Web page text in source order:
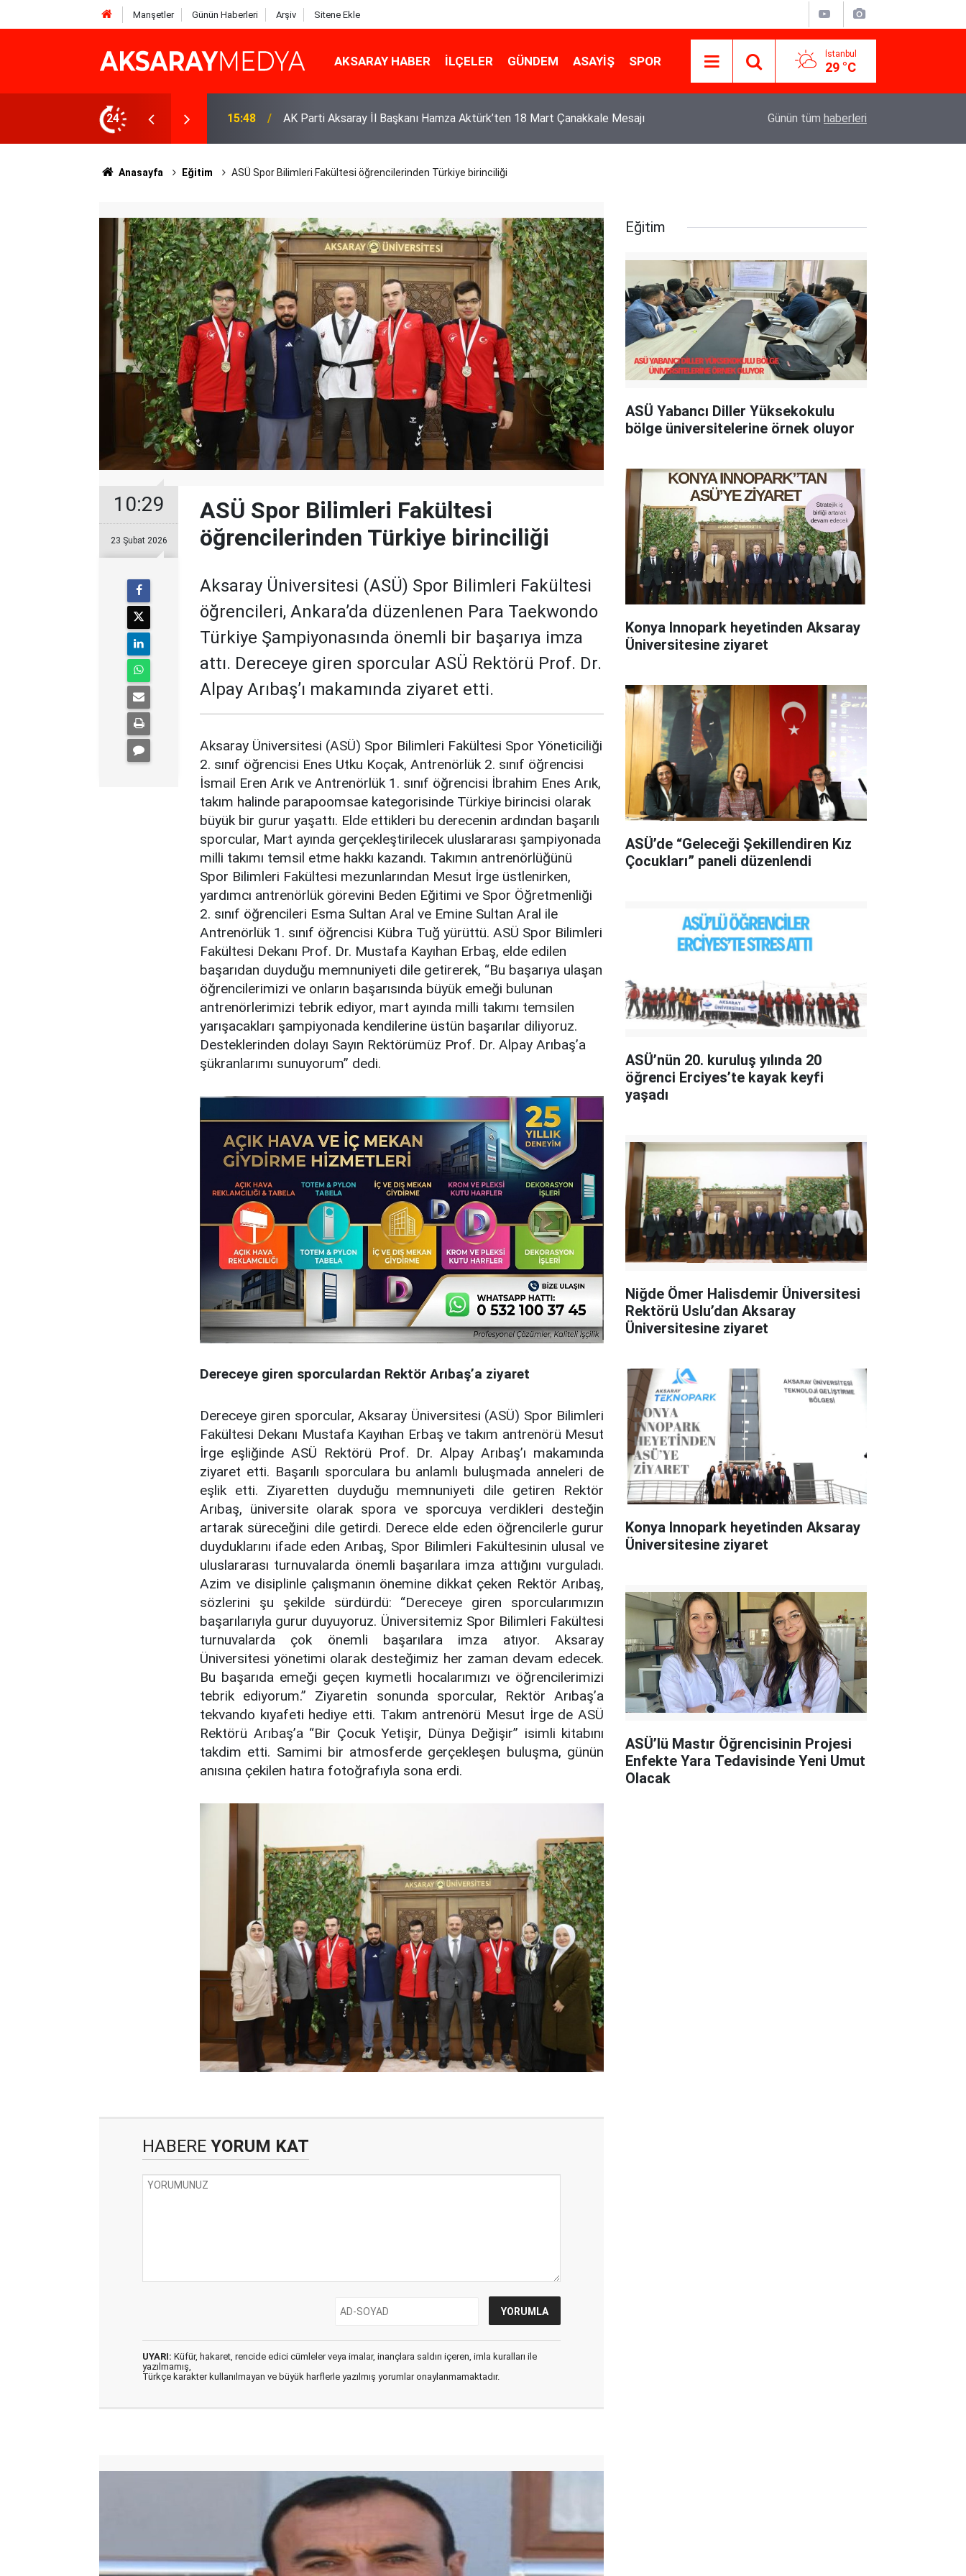
Manşetler Günün Haberleri Arşiv Sitene Ekle
AKSARAY HABER İLÇELER GÜNDEM ASAYIŞ SPOR İstanbul
29 °C
24
Aktürk’ten 18 Mart Çanakkale Mesajı 14:33 Eskil’in Dürüst Esnafı: Özcan Ceylan Borçlarını Ödeyerek Güven Tazeledi İran'a saldırılar artarak devam ediyor, can
Günün tüm haberleri
Anasayfa Eğitim ASÜ Spor Bilimleri Fakültesi öğrencilerinden Türkiye birinciliği
10:29
23 Şubat 2026
ASÜ Spor Bilimleri Fakültesi
öğrencilerinden Türkiye birinciliği
Aksaray Üniversitesi (ASÜ) Spor Bilimleri Fakültesi
öğrencileri, Ankara’da düzenlenen Para Taekwondo
Türkiye Şampiyonasında önemli bir başarıya imza
attı. Dereceye giren sporcular ASÜ Rektörü Prof. Dr.
Alpay Arıbaş’ı makamında ziyaret etti.
Aksaray Üniversitesi (ASÜ) Spor Bilimleri Fakültesi Spor Yöneticiliği
2. sınıf öğrencisi Enes Utku Koçak, Antrenörlük 2. sınıf öğrencisi
İsmail Eren Arık ve Antrenörlük 1. sınıf öğrencisi İbrahim Enes Arık,
takım halinde parapoomsae kategorisinde Türkiye birincisi olarak
büyük bir gurur yaşattı. Elde ettikleri bu derecenin ardından başarılı
sporcular, Mart ayında gerçekleştirilecek uluslararası şampiyonada
milli takımı temsil etme hakkı kazandı. Takımın antrenörlüğünü
Spor Bilimleri Fakültesi mezunlarından Mesut İrge üstlenirken,
yardımcı antrenörlük görevini Beden Eğitimi ve Spor Öğretmenliği
2. sınıf öğrencileri Esma Sultan Aral ve Emine Sultan Aral ile
Antrenörlük 1. sınıf öğrencisi Kübra Tuğ yürüttü. ASÜ Spor Bilimleri
Fakültesi Dekanı Prof. Dr. Mustafa Kayıhan Erbaş, elde edilen
başarıdan duyduğu memnuniyeti dile getirerek, “Bu başarıya ulaşan
öğrencilerimizi ve onların başarısında büyük emeği bulunan
antrenörlerimizi tebrik ediyor, mart ayında milli takımı temsilen
yarışacakları şampiyonada kendilerine üstün başarılar diliyoruz.
Desteklerinden dolayı Sayın Rektörümüz Prof. Dr. Alpay Arıbaş’a
şükranlarımı sunuyorum” dedi.
Dereceye giren sporculardan Rektör Arıbaş’a ziyaret
Dereceye giren sporcular, Aksaray Üniversitesi (ASÜ) Spor Bilimleri
Fakültesi Dekanı Mustafa Kayıhan Erbaş ve takım antrenörü Mesut
İrge eşliğinde ASÜ Rektörü Prof. Dr. Alpay Arıbaş’ı makamında
ziyaret etti. Başarılı sporculara bu anlamlı buluşmada anneleri de
eşlik etti. Ziyaretten duyduğu memnuniyeti dile getiren Rektör
Arıbaş, üniversite olarak spora ve sporcuya verdikleri desteğin
artarak süreceğini dile getirdi. Derece elde eden öğrencilerle gurur
duyduklarını ifade eden Arıbaş, Spor Bilimleri Fakültesinin ulusal ve
uluslararası turnuvalarda önemli başarılara imza attığını vurguladı.
Azim ve disiplinle çalışmanın önemine dikkat çeken Rektör Arıbaş,
sözlerini şu şekilde sürdürdü: “Dereceye giren sporcularımızın
başarılarıyla gurur duyuyoruz. Üniversitemiz Spor Bilimleri Fakültesi
turnuvalarda çok önemli başarılara imza atıyor. Aksaray
Üniversitesi yönetimi olarak desteğimiz her zaman devam edecek.
Bu başarıda emeği geçen kıymetli hocalarımızı ve öğrencilerimizi
tebrik ediyorum.” Ziyaretin sonunda sporcular, Rektör Arıbaş’a
tekvando kıyafeti hediye etti. Takım antrenörü Mesut İrge de ASÜ
Rektörü Arıbaş’a “Bir Çocuk Yetişir, Dünya Değişir” isimli kitabını
takdim etti. Samimi bir atmosferde gerçekleşen buluşma, günün
anısına çekilen hatıra fotoğrafıyla sona erdi.
HABERE YORUM KAT
UYARI: Küfür, hakaret, rencide edici cümleler veya imalar, inançlara saldırı içeren, imla kuralları ile
yazılmamış,
Türkçe karakter kullanılmayan ve büyük harflerle yazılmış yorumlar onaylanmamaktadır.
Eğitim
ASÜ Yabancı Diller Yüksekokulu
bölge üniversitelerine örnek oluyor
Konya Innopark heyetinden Aksaray
Üniversitesine ziyaret
ASÜ’de “Geleceği Şekillendiren Kız
Çocukları” paneli düzenlendi
ASÜ’nün 20. kuruluş yılında 20
öğrenci Erciyes’te kayak keyfi
yaşadı
Niğde Ömer Halisdemir Üniversitesi
Rektörü Uslu’dan Aksaray
Üniversitesine ziyaret
Konya Innopark heyetinden Aksaray
Üniversitesine ziyaret
ASÜ’lü Mastır Öğrencisinin Projesi
Enfekte Yara Tedavisinde Yeni Umut
Olacak